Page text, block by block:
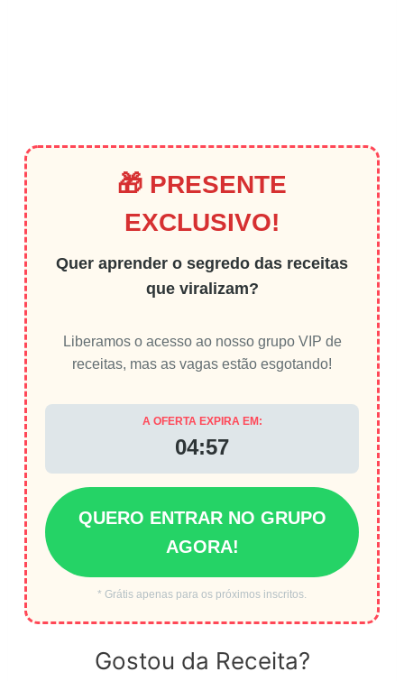
🎁 PRESENTE
EXCLUSIVO!
Quer aprender o segredo das receitas
que viralizam?
Liberamos o acesso ao nosso grupo VIP de
receitas, mas as vagas estão esgotando!
A OFERTA EXPIRA EM:
04:56
QUERO ENTRAR NO GRUPO
AGORA!
* Grátis apenas para os próximos inscritos.
Gostou da Receita?